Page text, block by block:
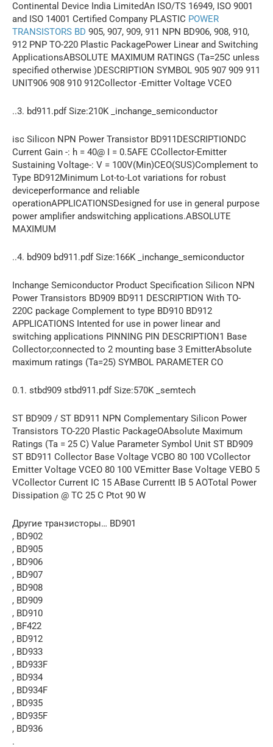
Continental Device India LimitedAn ISO/TS 16949, ISO 9001
and ISO 14001 Certified Company PLASTIC POWER
TRANSISTORS BD 905, 907, 909, 911 NPN BD906, 908, 910,
912 PNP TO-220 Plastic PackagePower Linear and Switching
ApplicationsABSOLUTE MAXIMUM RATINGS (Ta=25C unless
specified otherwise )DESCRIPTION SYMBOL 905 907 909 911
UNIT906 908 910 912Collector -Emitter Voltage VCEO
..3. bd911.pdf Size:210K _inchange_semiconductor
isc Silicon NPN Power Transistor BD911DESCRIPTIONDC
Current Gain -: h = 40@ I = 0.5AFE CCollector-Emitter
Sustaining Voltage-: V = 100V(Min)CEO(SUS)Complement to
Type BD912Minimum Lot-to-Lot variations for robust
deviceperformance and reliable
operationAPPLICATIONSDesigned for use in general purpose
power amplifier andswitching applications.ABSOLUTE
MAXIMUM
..4. bd909 bd911.pdf Size:166K _inchange_semiconductor
Inchange Semiconductor Product Specification Silicon NPN
Power Transistors BD909 BD911 DESCRIPTION With TO-
220C package Complement to type BD910 BD912
APPLICATIONS Intented for use in power linear and
switching applications PINNING PIN DESCRIPTION1 Base
Collector;connected to 2 mounting base 3 EmitterAbsolute
maximum ratings (Ta=25) SYMBOL PARAMETER CO
0.1. stbd909 stbd911.pdf Size:570K _semtech
ST BD909 / ST BD911 NPN Complementary Silicon Power
Transistors TO-220 Plastic PackageOAbsolute Maximum
Ratings (Ta = 25 C) Value Parameter Symbol Unit ST BD909
ST BD911 Collector Base Voltage VCBO 80 100 VCollector
Emitter Voltage VCEO 80 100 VEmitter Base Voltage VEBO 5
VCollector Current IC 15 ABase Currentt IB 5 AOTotal Power
Dissipation @ TC 25 C Ptot 90 W
Другие транзисторы… BD901
, BD902
, BD905
, BD906
, BD907
, BD908
, BD909
, BD910
, BF422
, BD912
, BD933
, BD933F
, BD934
, BD934F
, BD935
, BD935F
, BD936
.